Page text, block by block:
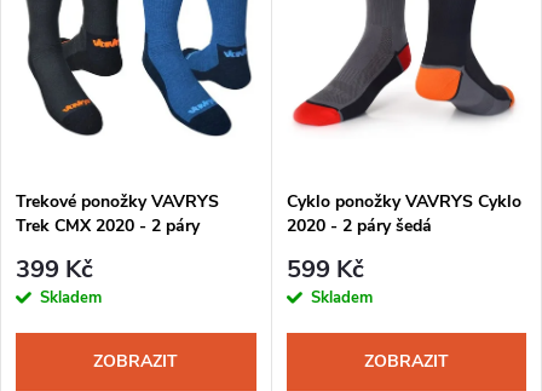
e
n
p
r
o
Abecedně
p
s
p
r
Trekové ponožky VAVRYS
Trek CMX 2020 - 2 páry
399 Kč
Skladem
ZOBRAZIT
Cyklo ponožky VAVRYS Cyklo
2020 - 2 páry šedá
599 Kč
Skladem
ZOBRAZIT